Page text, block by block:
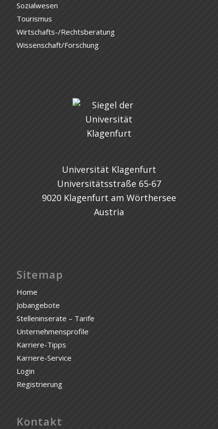
Sozialwesen
Tourismus
Wirtschafts-/Rechtsberatung
Wissenschaft/Forschung
Universität Klagenfurt
Universitätsstraße 65-67
9020 Klagenfurt am Wörthersee
Austria
Sitemap
Home
Jobangebote
Stelleninserate – Tarife
Unternehmensprofile
Karriere-Tipps
Karriere-Service
Login
Registrierung
Kontakt